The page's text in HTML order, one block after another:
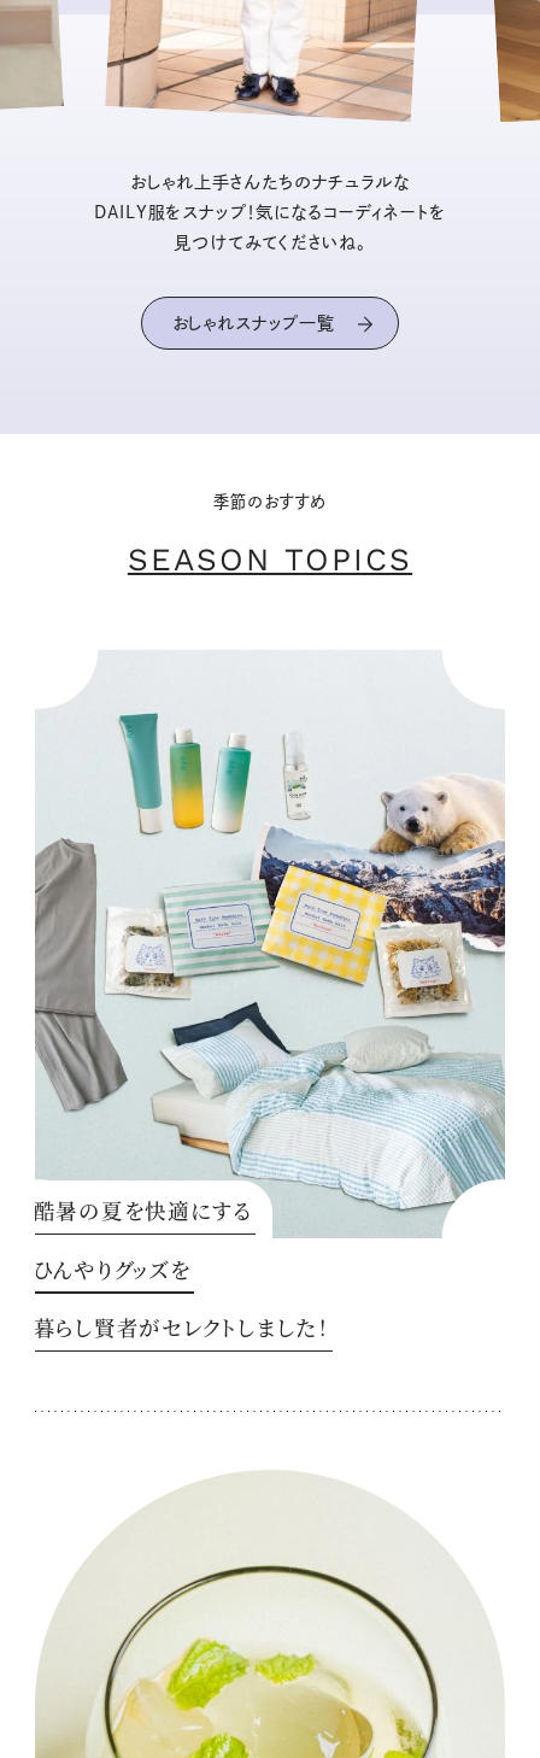
おしゃれ上手さんたちのナチュラルな
DAILY服をスナップ！気になるコーディネートを
見つけてみてくださいね。
おしゃれスナップ一覧
季節のおすすめ
SEASON TOPICS
酷暑の夏を快適にする
ひんやりグッズを
暮らし賢者がセレクトしました！